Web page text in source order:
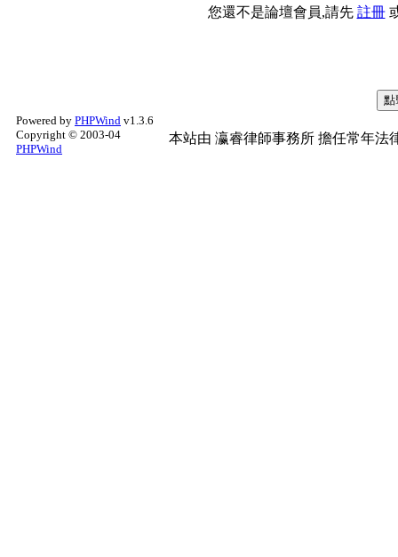
您還不是論壇會員,請先 註冊
Powered by PHPWind v1.3.6
Copyright © 2003-04
PHPWind
本站由 瀛睿律師事務所 擔任常年法